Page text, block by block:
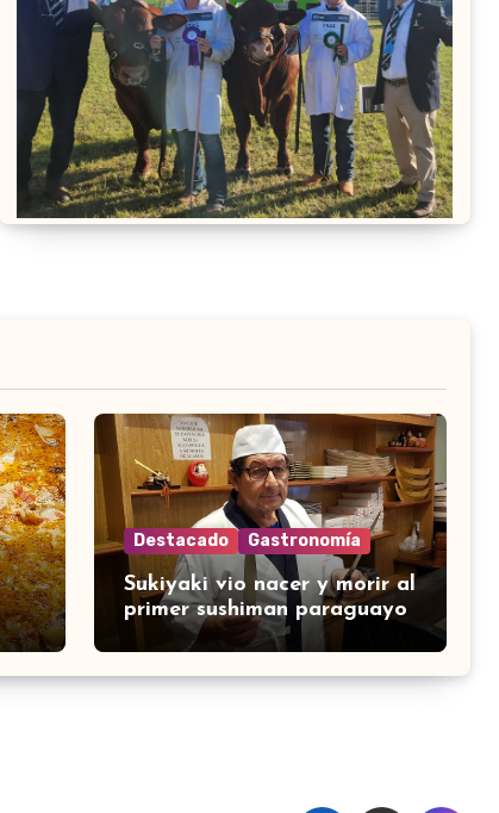
Destacado Gastronomía
Sukiyaki vio nacer y morir al
primer sushiman paraguayo